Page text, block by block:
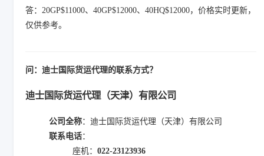
答：20GP$11000、40GP$12000、40HQ$12000，价格实时更新，
仅供参考。
问：迪士国际货运代理的联系方式？
迪士国际货运代理（天津）有限公司
公司全称：迪士国际货运代理（天津）有限公司
联系电话：
座机： 022-23123936